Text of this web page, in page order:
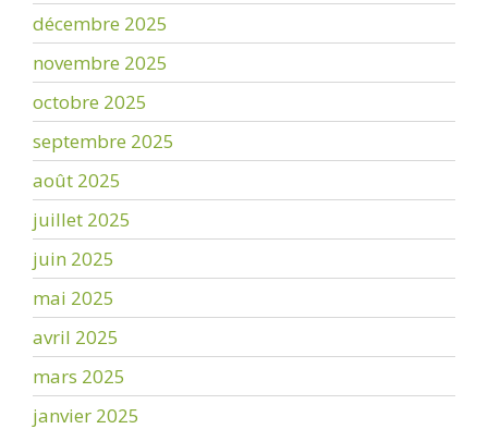
décembre 2025
novembre 2025
octobre 2025
septembre 2025
août 2025
juillet 2025
juin 2025
mai 2025
avril 2025
mars 2025
janvier 2025